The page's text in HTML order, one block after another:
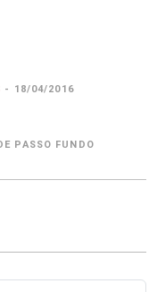
- 18/04/2016
PASSO FUNDO